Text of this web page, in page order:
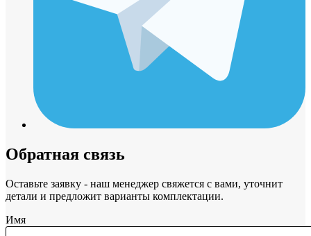
Обратная связь
Оставьте заявку - наш менеджер свяжется с вами, уточнит
детали и предложит варианты комплектации.
Имя